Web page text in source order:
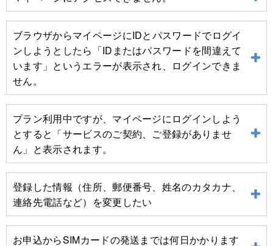
■日本通信IDから移行したお客様
[アプリからマイページにアクセスする方法]
ブラウザからマイページにIDとパスワードでログイ
ンしようとしたら「IDまたはパスワードを間違えて
います」というエラーが表示され、ログインできま
せん。
日本通信IDから移行済のお客様で、ブラウザからマイペー
ジにログインするには「QRコードでログイン」の方法に
なります。
1）ブラウザからマイページのログイン画面にアクセスし
「QRコードでログイン」からQRコードを表示します。
プラン利用中ですが、マイページにログインしよう
とすると「サービスのご契約、ご登録がありませ
ん」と表示されます。
日本通信IDの移行が完了していないと、上記のメッセージ
が表示される可能性があります。IDの移行を行うと、マイ
ページにアクセスでき、残りデータ量の確認や、ご契約内
容をご覧いただけるようになります。
移行の詳細は
登録した情報（住所、郵便番号、姓名のカタカナ、
連絡先電話など）を変更したい
転居等で日本通信アプリに登録した情報に変更があった場
合は、まずマイナンバーカードに登録されている住所情報
お申込からSIMカードの発送までは何日かかります